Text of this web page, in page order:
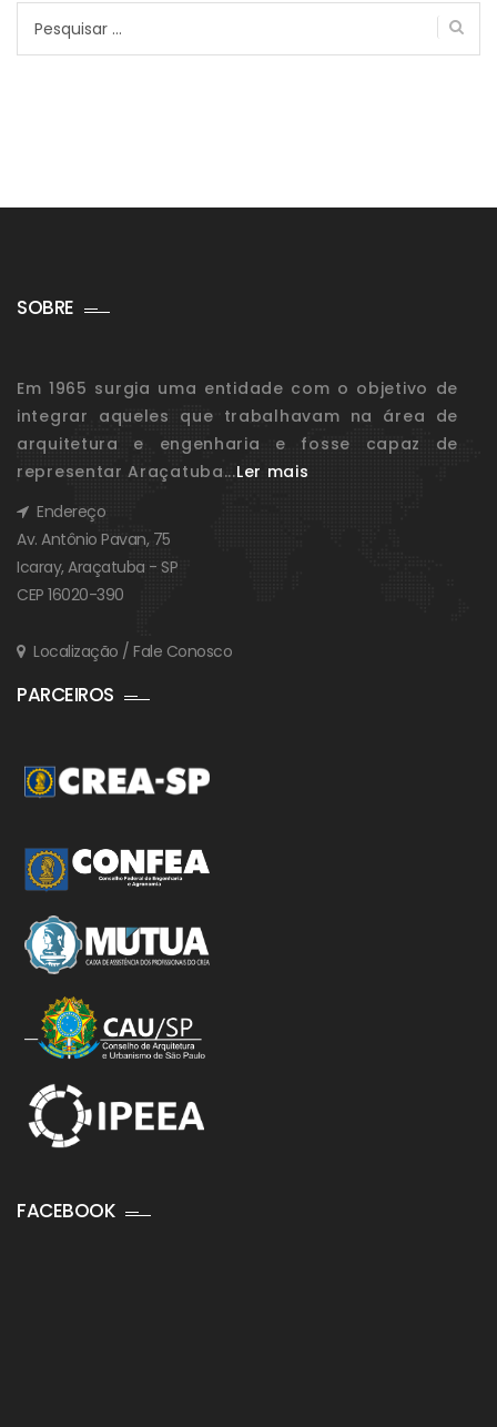
SOBRE
Em 1965 surgia uma entidade com o objetivo de
integrar aqueles que trabalhavam na área de
arquitetura e engenharia e fosse capaz de
representar Araçatuba...Ler mais
Endereço
Av. Antônio Pavan, 75
Icaray, Araçatuba - SP
CEP 16020-390
Localização / Fale Conosco
PARCEIROS
FACEBOOK